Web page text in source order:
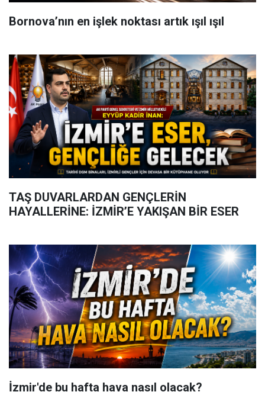
Bornova’nın en işlek noktası artık ışıl ışıl
TAŞ DUVARLARDAN GENÇLERİN
HAYALLERİNE: İZMİR’E YAKIŞAN BİR ESER
İzmir'de bu hafta hava nasıl olacak?